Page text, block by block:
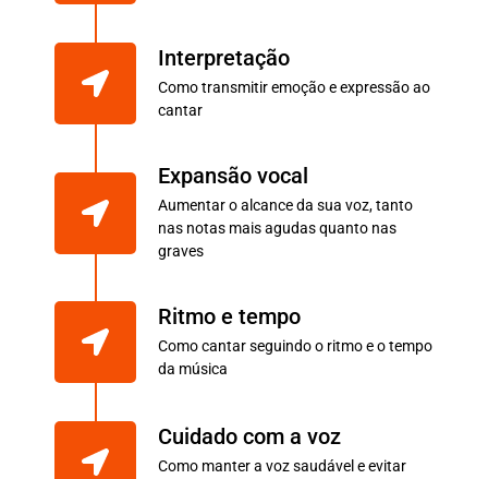
Interpretação
Como transmitir emoção e expressão ao
cantar
Expansão vocal
Aumentar o alcance da sua voz, tanto
nas notas mais agudas quanto nas
graves
Ritmo e tempo
Como cantar seguindo o ritmo e o tempo
da música
Cuidado com a voz
Como manter a voz saudável e evitar